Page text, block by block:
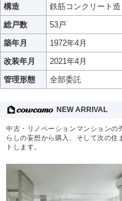
構造
鉄筋コンクリート造
総戸数
53戸
築年月
1972年4月
改装年月
2021年4月
管理形態
全部委託
NEW ARRIVAL
中古・リノベーションマンション
らしの妄想から購入、そして次の
トします。